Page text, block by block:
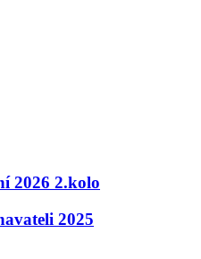
2026 2.kolo
2025